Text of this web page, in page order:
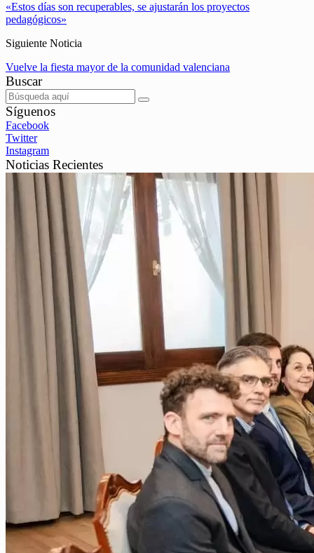
«Estos días son recuperables, se ajustarán los proyectos
pedagógicos»
Siguiente Noticia
Vuelve la fiesta mayor de la comunidad valenciana
Buscar
Síguenos
Facebook
Twitter
Instagram
Noticias Recientes